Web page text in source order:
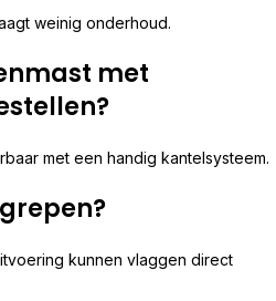
weinig onderhoud.
met
met een handig kantelsysteem.
kunnen vlaggen direct